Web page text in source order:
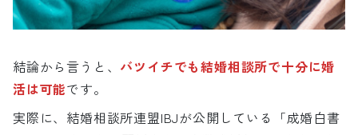
結論から言うと、 バツイチでも結婚相談所で十分に婚
活は可能です。
実際に、結婚相談所連盟IBJが公開している「成婚白書